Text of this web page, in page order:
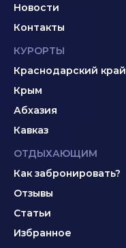
Новости
Контакты
КУРОРТЫ
Краснодарский край
Крым
Абхазия
Кавказ
ОТДЫХАЮЩИМ
Как забронировать?
Отзывы
Статьи
Избранное